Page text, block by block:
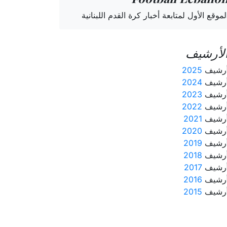
الأول لمتابعة أخبار كرة القدم اللبنانية
2025
2024
2023
2022
2021
2020
2019
2018
2017
2016
2015